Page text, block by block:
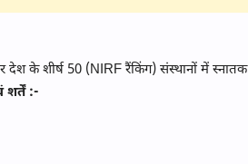
और देश के शीर्ष 50 (NIRF रैंकिंग) संस्थानों में स्नातक
शर्तें :-